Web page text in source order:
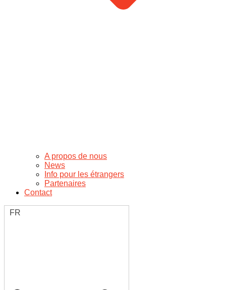
A propos de nous
News
Info pour les étrangers
Partenaires
Contact
FR